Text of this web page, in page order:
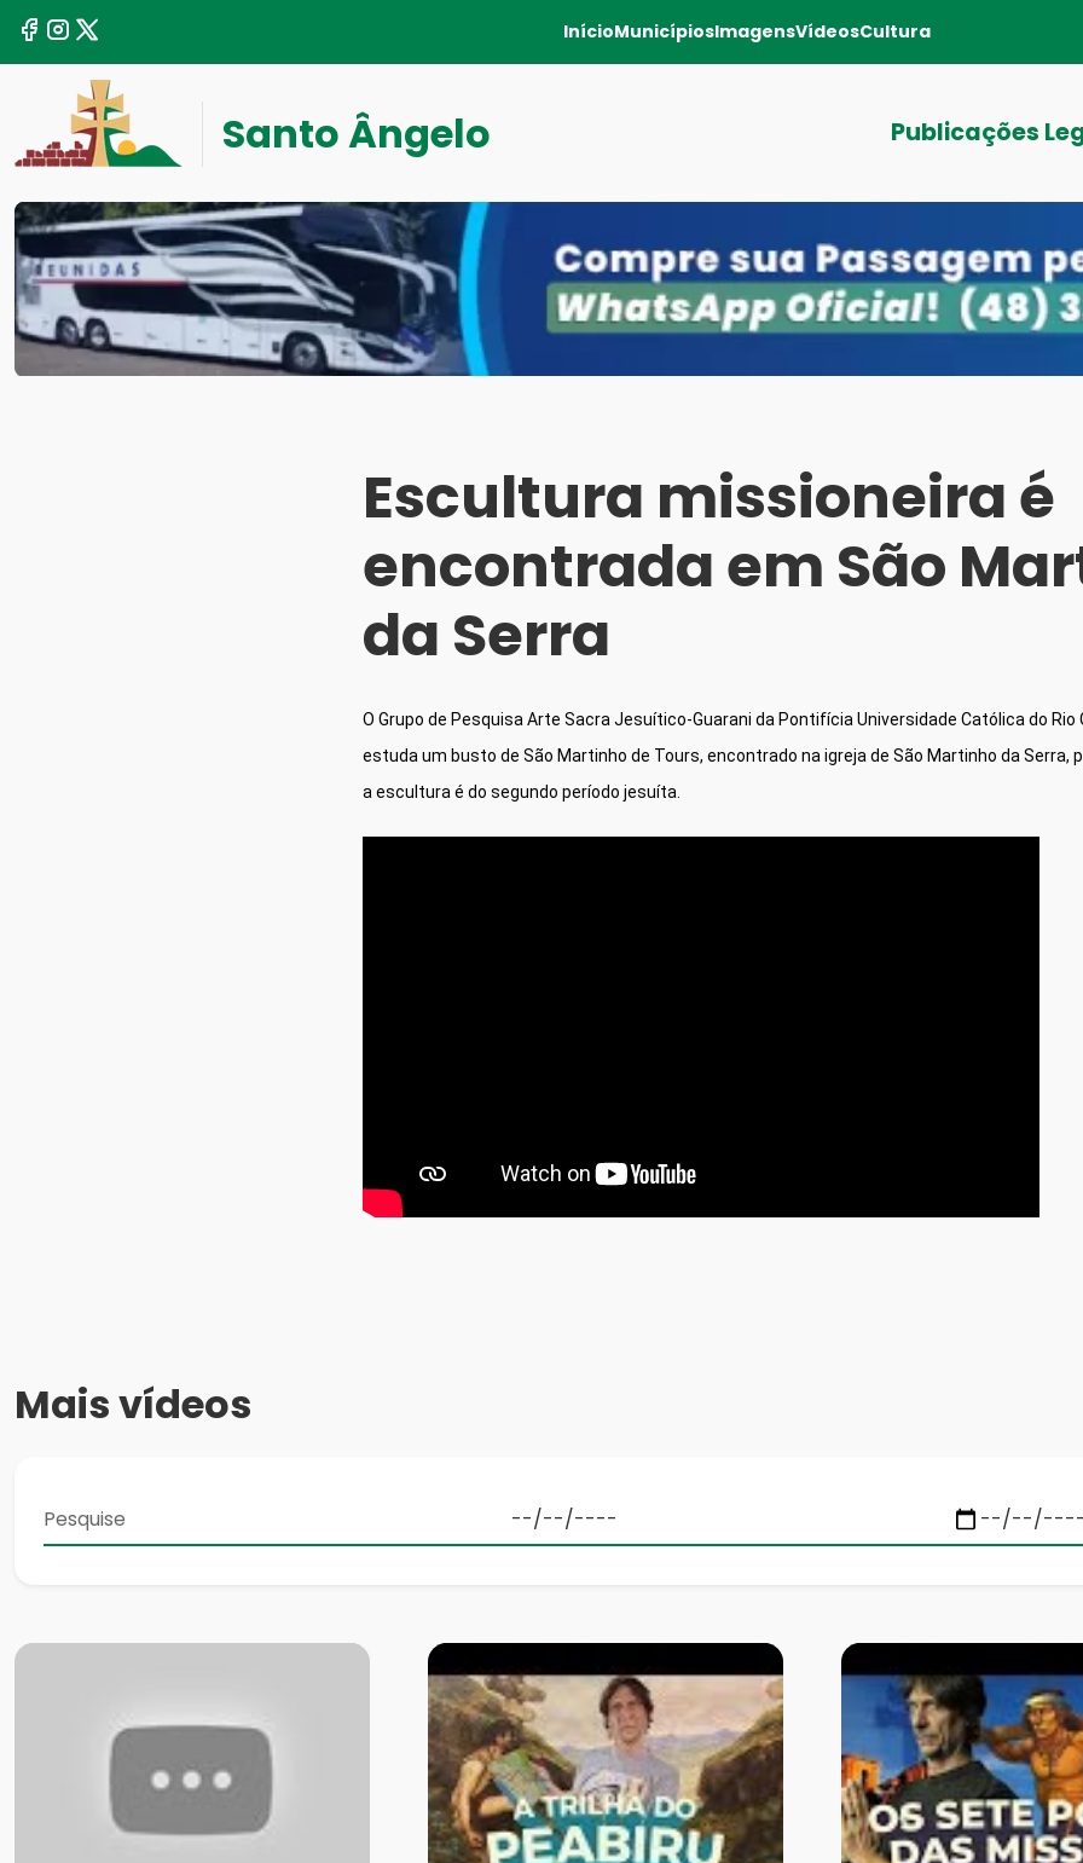
InícioMunicípiosImagensVídeosCultura
Santo Ângelo Publicações
Escultura missioneira é
encontrada em São
da Serra
O Grupo de Pesquisa Arte Sacra Jesuítico-Guarani da Pontifícia Universidade Católica do Rio
estuda um busto de São Martinho de Tours, encontrado na igreja de São Martinho da Serra,
a escultura é do segundo período jesuíta.
Mais vídeos